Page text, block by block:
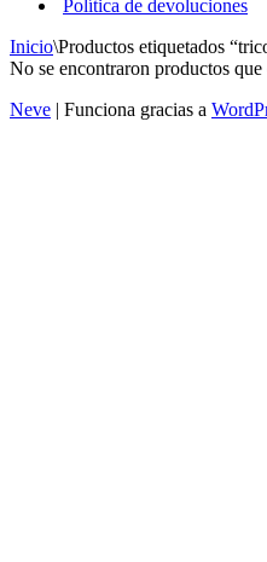
Política de devoluciones
Inicio\Productos etiquetados
No se encontraron productos
Neve | Funciona gracias a